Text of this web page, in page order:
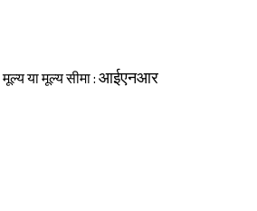
मूल्य या मूल्य सीमा : आईएनआर